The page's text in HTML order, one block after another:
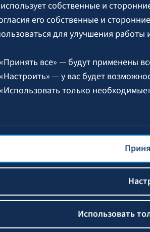
использует собственные и
его собственные и
для улучшения работы
все» — будут применены
— у вас будет
только
информация об управлении
Использовать
Сканстес 25, Рига, LV-1013, Латвия.